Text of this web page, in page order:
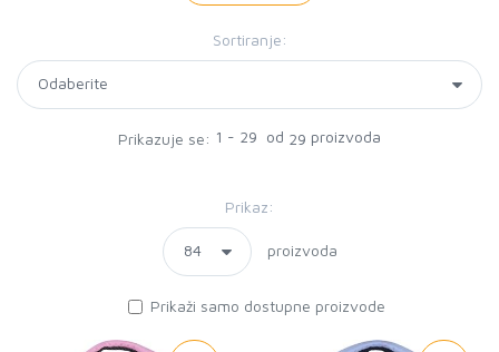
Sortiranje:
Prikazuje se: 1 - 29 od 29 proizvoda
Prikaz:
proizvoda
Prikaži samo dostupne proizvode